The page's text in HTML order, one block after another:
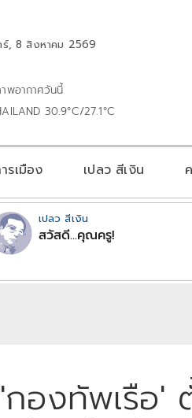
ร์, 8 สิงหาคม 2569
พอากาศวันนี้
30.9°C/27.1°C
รเมือง เปลว สีเงิน
เปลว สีเงิน
สวัสดี...คุณครู!
'กองทัพเรือ'